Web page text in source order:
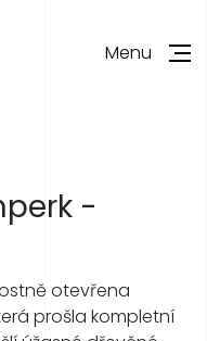
Menu
-
otevřena
prošla kompletní